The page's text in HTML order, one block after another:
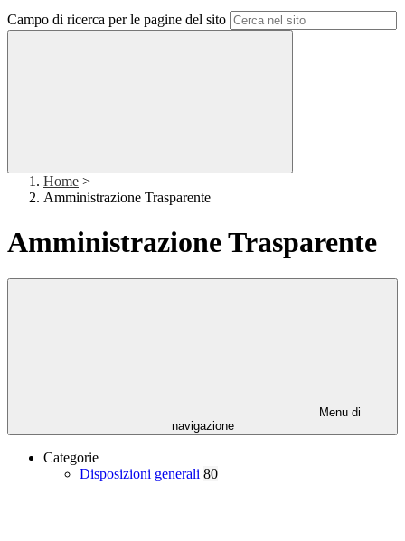
Campo di ricerca per le pagine del sito
Home >
Amministrazione Trasparente
Amministrazione Trasparente
Menu di
navigazione
Categorie
Disposizioni generali 80